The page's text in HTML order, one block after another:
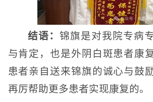
结语： 锦旗是对我院专病
与肯定，也是外阴白斑患者康
患者亲自送来锦旗的诚心与鼓
再厉帮助更多患者实现康复的。